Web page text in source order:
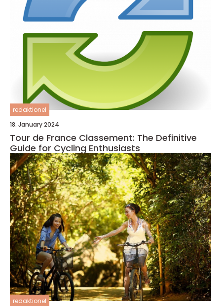
redaktionel
18. January 2024
Tour de France Classement: The Definitive
Guide for Cycling Enthusiasts
redaktionel